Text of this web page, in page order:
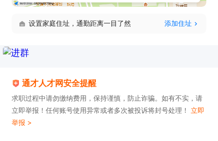
设置家庭住址，通勤距离一目了然 添加住址
通才人才网安全提醒
求职过程中请勿缴纳费用，保持谨慎，防止诈骗。如有不实，请
立即举报！任何账号使用异常或者多次被投诉将封号处理！ 立即
举报 >